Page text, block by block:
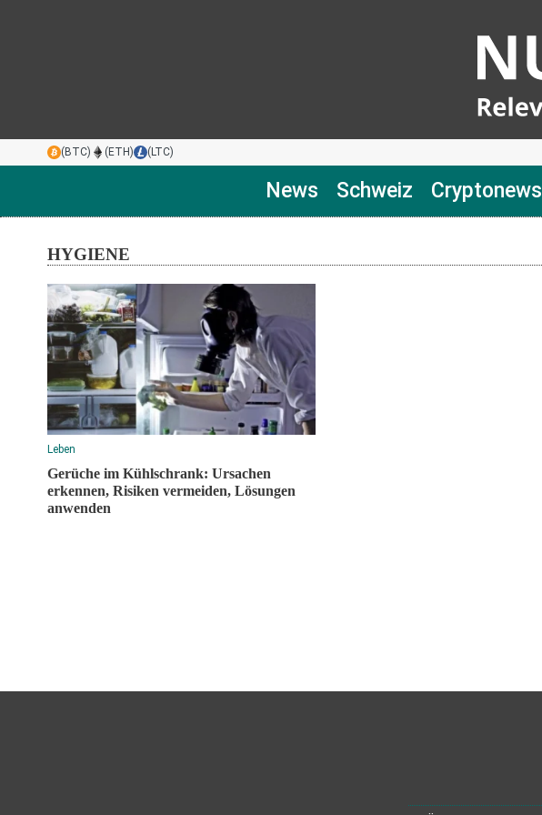
(BTC) (ETH) (LTC)
News Schweiz Cryptonews
HYGIENE
Leben
Gerüche im Kühlschrank: Ursachen
erkennen, Risiken vermeiden, Lösungen
anwenden